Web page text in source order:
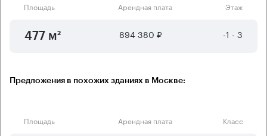
Площадь Арендная плата Этаж
477 м² 894 380 ₽ -1 - 3
Предложения в похожих зданиях в Москве:
Площадь Арендная плата Класс